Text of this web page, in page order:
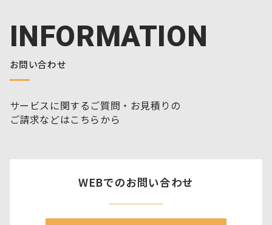
INFORMATION
お問い合わせ
サービスに関するご質問・お見積りの
ご請求などはこちらから
WEBでのお問い合わせ